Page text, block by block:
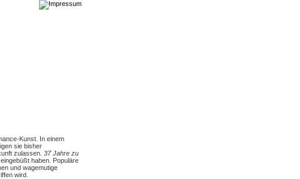
Kunst. In einem
sie bisher
zulassen. 37 Jahre zu
haben. Populäre
und wagemutige
wird.